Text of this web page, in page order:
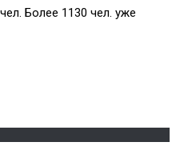
Более 1130 чел. уже